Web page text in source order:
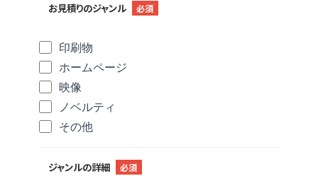
お見積りのジャンル 必須
印刷物
ホームページ
映像
ノベルティ
その他
ジャンルの詳細 必須